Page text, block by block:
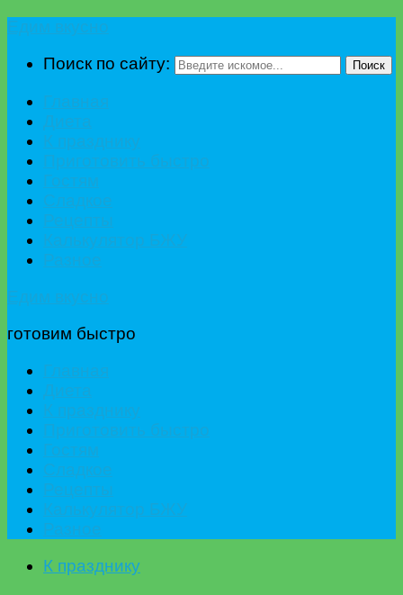
Поиск по сайту:
Поиск
готовим быстро
К празднику